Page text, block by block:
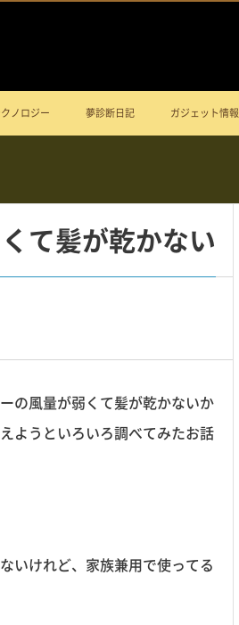
ノロジー 夢診断日記 ガジェット情報
て髪が乾かない
の風量が弱くて髪が乾かないか
ようといろいろ調べてみたお話
いけれど、家族兼用で使ってる